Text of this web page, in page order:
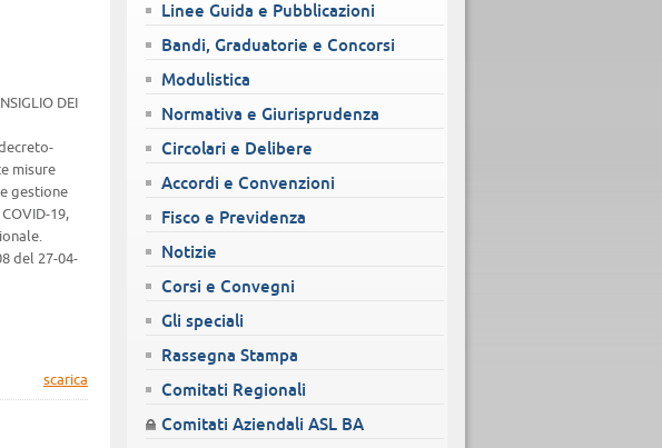
Linee Guida e Pubblicazioni
Bandi, Graduatorie e Concorsi
Modulistica
Normativa e Giurisprudenza
Circolari e Delibere
Accordi e Convenzioni
Fisco e Previdenza
Notizie
Corsi e Convegni
Gli speciali
Rassegna Stampa
Comitati Regionali
Comitati Aziendali ASL BA
DEI
misure
gestione
19,
del 27-04-
scarica